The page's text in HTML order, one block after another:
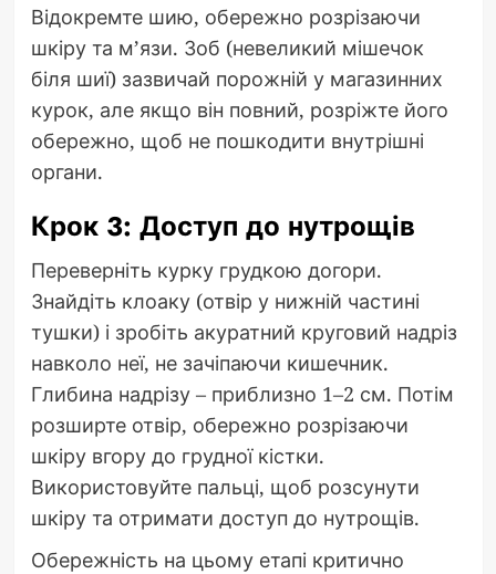
Відокремте шию, обережно розрізаючи
шкіру та м’язи. Зоб (невеликий мішечок
біля шиї) зазвичай порожній у магазинних
курок, але якщо він повний, розріжте його
обережно, щоб не пошкодити внутрішні
органи.
Крок 3: Доступ до нутрощів
Переверніть курку грудкою догори.
Знайдіть клоаку (отвір у нижній частині
тушки) і зробіть акуратний круговий надріз
навколо неї, не зачіпаючи кишечник.
Глибина надрізу – приблизно 1–2 см. Потім
розширте отвір, обережно розрізаючи
шкіру вгору до грудної кістки.
Використовуйте пальці, щоб розсунути
шкіру та отримати доступ до нутрощів.
Обережність на цьому етапі критично